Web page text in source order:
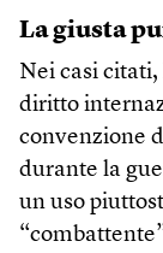
La giusta
Nei casi
diritto
convenzione
durante la
un uso